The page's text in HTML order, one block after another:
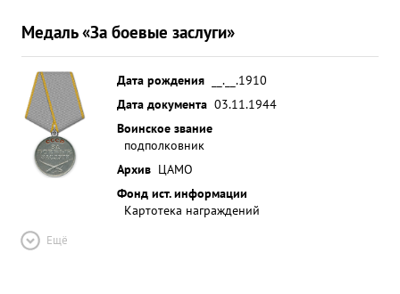
Медаль «За боевые заслуги»
Дата рождения
__.__.1910
Дата документа 03.11.1944
Воинское звание
подполковник
Архив ЦАМО
Фонд ист. информации
Картотека награждений
Ещё